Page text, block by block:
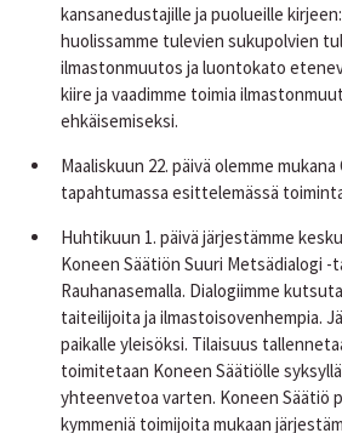
kansanedustajille ja puolueille
huolissamme tulevien sukupolvien
ilmastonmuutos ja luontokato
kiire ja vaadimme toimia
ehkäisemiseksi.
Maaliskuun 22. päivä olemme
tapahtumassa esittelemässä
Huhtikuun 1. päivä järjestämme
Koneen Säätiön Suuri Metsädialogi -
Rauhanasemalla. Dialogiimme
taiteilijoita ja ilmastoisovenhempia.
paikalle yleisöksi. Tilaisuus
toimitetaan Koneen Säätiölle
yhteenvetoa varten. Koneen Säätiö
kymmeniä toimijoita mukaan